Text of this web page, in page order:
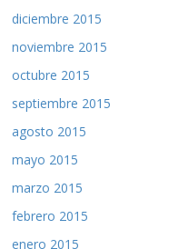
diciembre 2015
noviembre 2015
octubre 2015
septiembre 2015
agosto 2015
mayo 2015
marzo 2015
febrero 2015
enero 2015